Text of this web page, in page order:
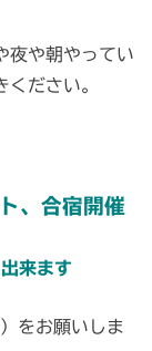
夜や朝やってい
ださい。
、合宿開催
来ます
をお願いしま